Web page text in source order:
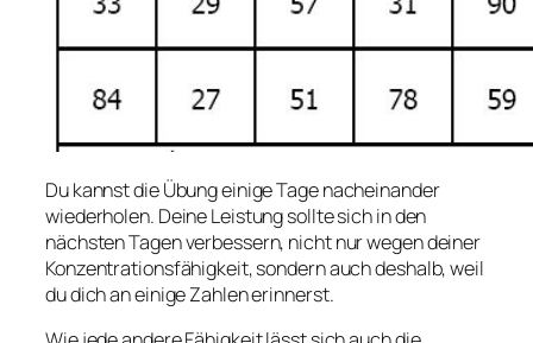
Du kannst die Übung einige Tage nacheinander
wiederholen. Deine Leistung sollte sich in den
nächsten Tagen verbessern, nicht nur wegen deiner
Konzentrationsfähigkeit, sondern auch deshalb, weil
du dich an einige Zahlen erinnerst.